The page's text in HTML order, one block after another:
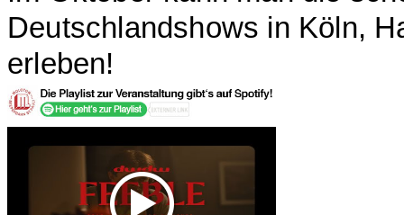
Deutschlandshows in Köln,
erleben!